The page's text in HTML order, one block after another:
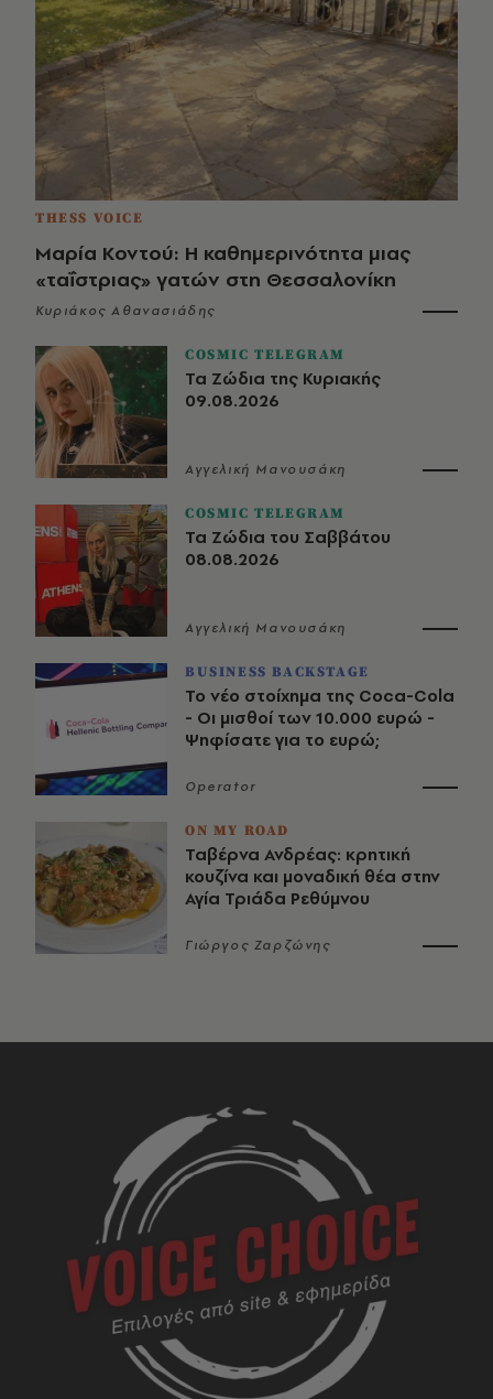
THESS VOICE
Μαρία Κοντού: Η καθημερινότητα μιας
«ταΐστριας» γατών στη Θεσσαλονίκη
Κυριάκος Αθανασιάδης
COSMIC TELEGRAM
Τα Ζώδια της Κυριακής
09.08.2026
Αγγελική Μανουσάκη
COSMIC TELEGRAM
Τα Ζώδια του Σαββάτου
08.08.2026
Αγγελική Μανουσάκη
BUSINESS BACKSTAGE
Το νέο στοίχημα της Coca-Cola
- Οι μισθοί των 10.000 ευρώ -
Ψηφίσατε για το ευρώ;
Operator
ON MY ROAD
Ταβέρνα Ανδρέας: κρητική
κουζίνα και μοναδική θέα στην
Αγία Τριάδα Ρεθύμνου
Γιώργος Ζαρζώνης